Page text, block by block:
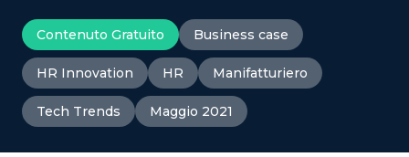
Contenuto Gratuito Business case
HR Innovation HR Manifatturiero
Tech Trends Maggio 2021